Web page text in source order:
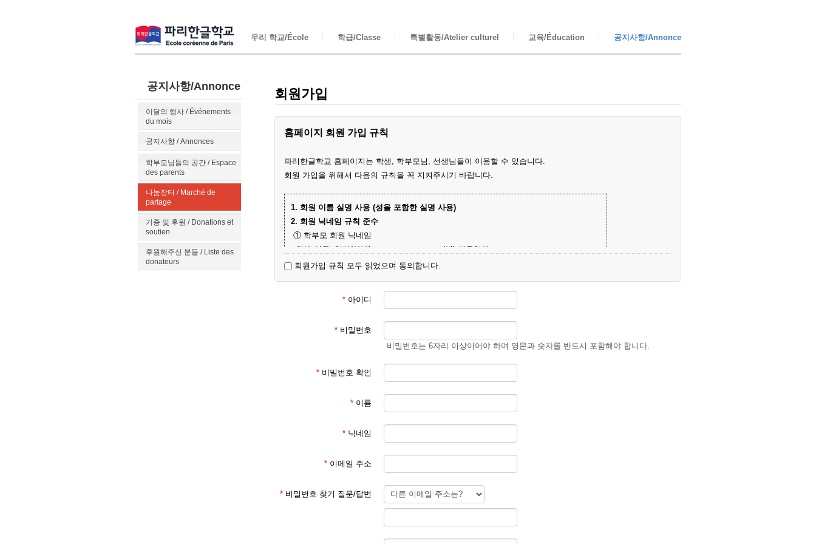
우리 학교/École 학급/Classe 특별활동/Atelier culturel 교육/Éducation 공지사항/Annonce
공지사항/Annonce
이달의 행사 / Événements
du mois
공지사항 / Annonces
학부모님들의 공간 / Espace
des parents
나눔장터 / Marché de
partage
기증 및 후원 / Donations et
soutien
후원해주신 분들 / Liste des
donateurs
회원가입
홈페이지 회원 가입 규칙
파리한글학교 홈페이지는 학생, 학부모님, 선생님들이 이용할 수 있습니다.
회원 가입을 위해서 다음의 규칙을 꼭 지켜주시기 바랍니다.
1. 회원 이름 실명 사용 (성을 포함한 실명 사용)
2. 회원 닉네임 규칙 준수
① 학부모 회원 닉네임
- 학생 이름+엄마(아빠)
(예) 예준엄마
- 닉네임 중복 시 학생 성과 이름+엄마
(예) 김예준
3. 회원 이메일은 입학원서에 기재된 이메일 주소 사용
회원 가입 후 회원 승인에 평균 1일이 소요됩니다.
회원 가입 규칙을 지키지 않은 경우 회원 승인이 되지 않습니다.
한글학교 회원이 아닌 분들이 특정한 사유로 홈페이지를 이용하기를 희망하는 경우 학교 대표 이메일로 요청해
주시기 바랍니다.
본교 홈페이지를 이용해 주셔서 감사합니다.
파리한글학교 홈페이지 관리자
회원가입 규칙 모두 읽었으며 동의합니다.
* 아이디
* 비밀번호
비밀번호는 6자리 이상이어야 하며 영문과 숫자를 반드시 포함해야 합니다.
* 비밀번호 확인
* 이름
* 닉네임
* 이메일 주소
* 비밀번호 찾기 질문/답변